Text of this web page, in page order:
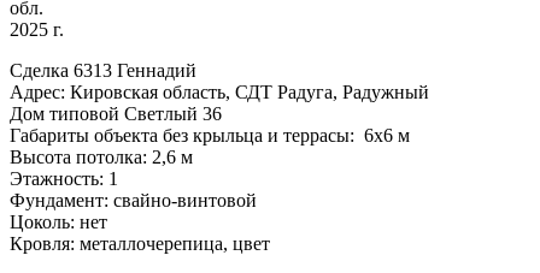
обл.
2025 г.
Сделка 6313 Геннадий
Адрес: Кировская область, СДТ Радуга, Радужный
Дом типовой Светлый 36
Габариты объекта без крыльца и террасы: 6х6 м
Высота потолка: 2,6 м
Этажность: 1
Фундамент: свайно-винтовой
Цоколь: нет
Кровля: металлочерепица, цвет